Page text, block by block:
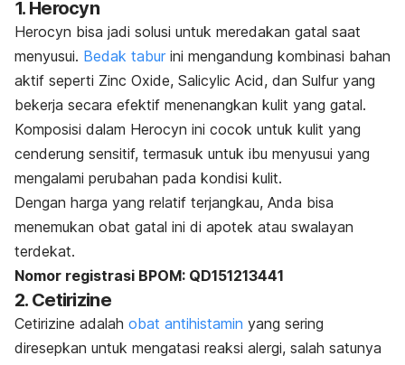
1. Herocyn
Herocyn bisa jadi solusi untuk meredakan gatal saat
menyusui. Bedak tabur ini mengandung kombinasi bahan
aktif seperti Zinc Oxide, Salicylic Acid, dan Sulfur yang
bekerja secara efektif menenangkan kulit yang gatal.
Komposisi dalam Herocyn ini cocok untuk kulit yang
cenderung sensitif, termasuk untuk ibu menyusui yang
mengalami perubahan pada kondisi kulit.
Dengan harga yang relatif terjangkau, Anda bisa
menemukan obat gatal ini di apotek atau swalayan
terdekat.
Nomor registrasi BPOM: QD151213441
2. Cetirizine
Cetirizine adalah obat antihistamin yang sering
diresepkan untuk mengatasi reaksi alergi, salah satunya